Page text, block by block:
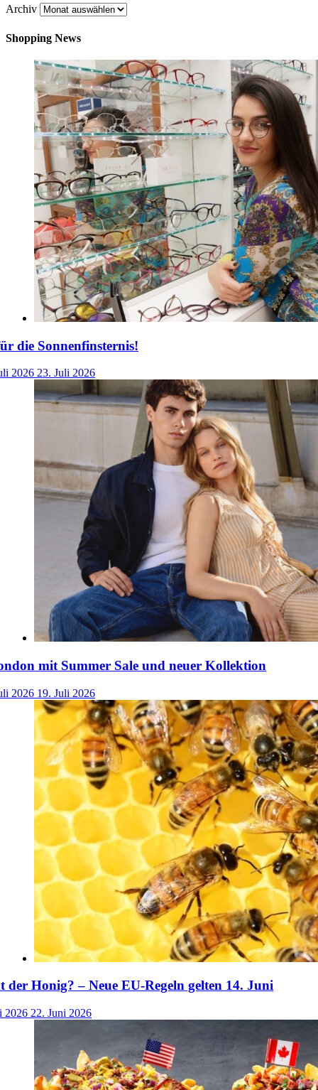
Archiv
Shopping News
die Sonnenfinsternis!
2026 23. Juli 2026
mit Summer Sale und neuer Kollektion
2026 19. Juli 2026
der Honig? – Neue EU-Regeln gelten 14. Juni
2026 22. Juni 2026